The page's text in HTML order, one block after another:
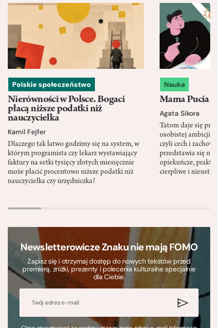
Polskie społeczeństwo
Nierówności w Polsce. Bogaci
płacą niższe podatki niż
nauczycielka
Kamil Fejfer
Dlaczego tak łatwo godzimy się na system, w
którym programista czy lekarz wystawiający
faktury na setki tysięcy złotych miesięcznie
może płacić procentowo niższe podatki niż
nauczycielka czy urzędniczka?
Nauka
Mama Pucia
Agata Sikora
Tatom daje się
osobistej ambicji,
czyli cech i
przedstawia się
opiekuńcze,
cierpliwe i
Newsletterowicze Znaku nie mają FOMO
Zapisz się i otrzymaj dostęp do nowych tekstów przed
premierą, zniżki, prezenty i polecenia kulturalne specjalnie
dla Ciebie.